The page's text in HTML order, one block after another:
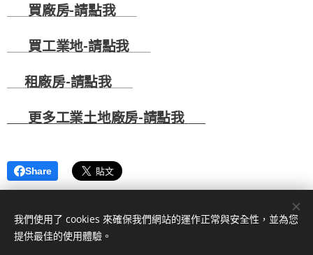
買廠房-請點我
買工業地-請點我
租廠房-請點我
💻更多工業土地廠房-請點我
Share
我們使用了 cookies 來確保我們網站的運作正常與安全性，並為您
提供最佳的使用體驗。